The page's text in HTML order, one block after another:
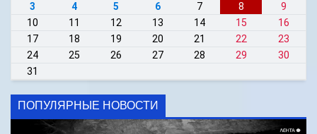
3
4 5 6 7 8
9
10
11 12 13 14 15
16
17
18 19 20 21 22
23
24
25 26 27 28 29
30
31
ПОПУЛЯРНЫЕ НОВОСТИ